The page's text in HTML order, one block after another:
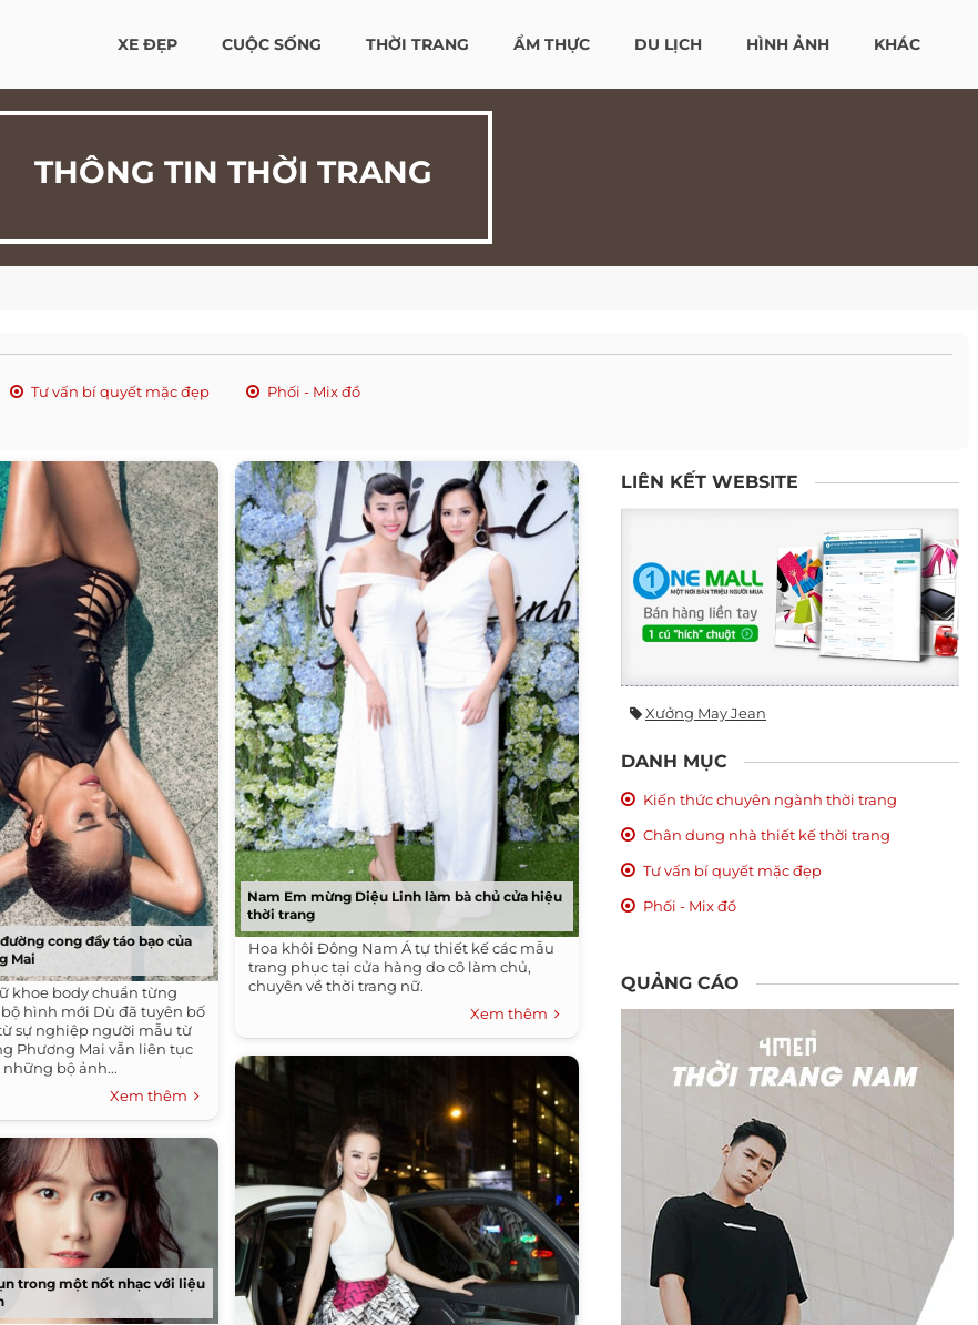
XE ĐẸP CUỘC SỐNG THỜI TRANG ẨM THỰC DU LỊCH HÌNH ẢNH KHÁC
THÔNG TIN THỜI TRANG
Tư vấn bí quyết mặc đẹp Phối - Mix đồ
cong đầy táo bạo của
Mai
khoe body chuẩn từng
hình mới Dù đã tuyên bố
sự nghiệp người mẫu từ
Phương Mai vẫn liên tục
bộ ảnh...
Xem thêm
trong một nốt nhạc với liệu
Nam Em mừng Diệu Linh làm bà chủ cửa hiệu
thời trang
Hoa khôi Đông Nam Á tự thiết kế các mẫu
trang phục tại cửa hàng do cô làm chủ,
chuyên về thời trang nữ.
Xem thêm
LIÊN KẾT WEBSITE
Xưởng May Jean
DANH MỤC
Kiến thức chuyên ngành thời trang
Chân dung nhà thiết kế thời trang
Tư vấn bí quyết mặc đẹp
Phối - Mix đồ
QUẢNG CÁO